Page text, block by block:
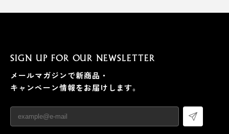
SIGN UP FOR OUR NEWSLETTER
メールマガジンで新商品・
キャンペーン情報をお届けします。